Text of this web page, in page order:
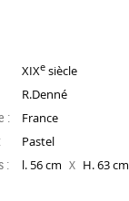
XIXe siècle
R.Denné
: France
Pastel
: l. 56 cm X H. 63 cm